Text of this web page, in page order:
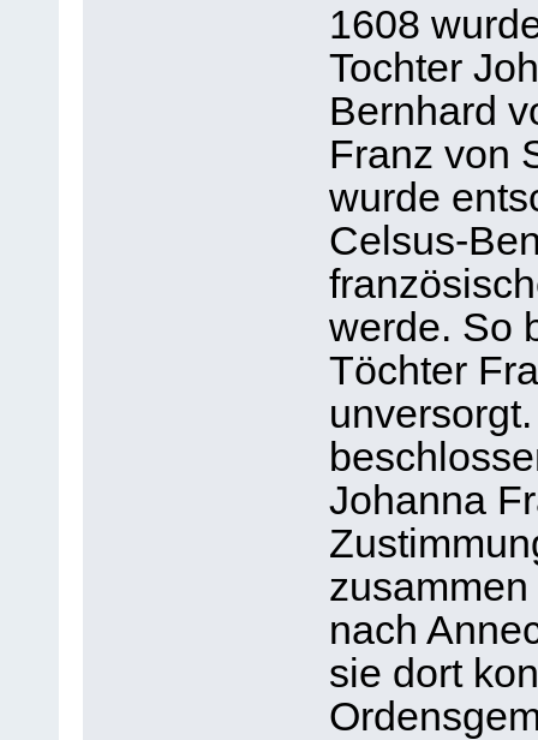
1608
Tochter
Bernhard
Franz von
wurde
Celsus-
werde. So
Töchter
Johanna
nach
sie dort